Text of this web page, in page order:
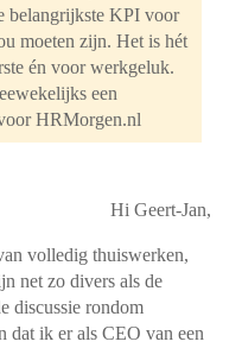
belangrijkste KPI voor
moeten zijn. Het is hét
én voor werkgeluk.
een
HRMorgen.nl
Hi Geert-Jan,
volledig thuiswerken,
net zo divers als de
discussie rondom
dat ik er als CEO van een